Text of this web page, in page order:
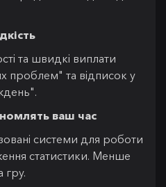
та швидкі виплати
проблем" та відписок у
ваш час
системи для роботи
статистики. Менше
гру.